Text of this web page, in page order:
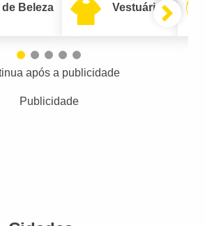
Beleza Vestuário
após a publicidade
Publicidade